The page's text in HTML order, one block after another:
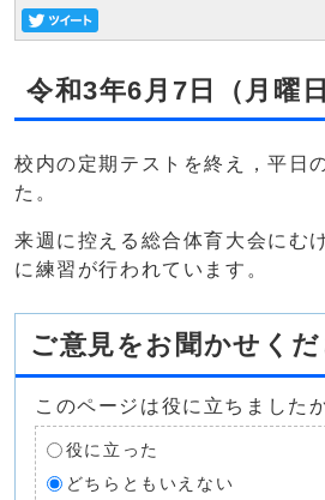
令和3年6月7日（月曜日
校内の定期テストを終え，平日
た。
来週に控える総合体育大会にむ
に練習が行われています。
ご意見をお聞かせく
このページは役に立ちました
役に立った
どちらともいえない